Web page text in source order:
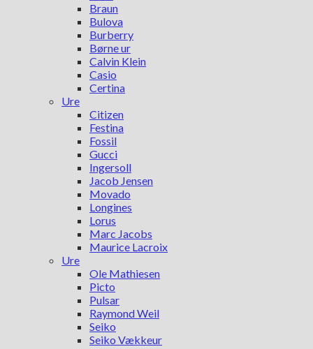
Braun
Bulova
Burberry
Børne ur
Calvin Klein
Casio
Certina
Ure
Citizen
Festina
Fossil
Gucci
Ingersoll
Jacob Jensen
Movado
Longines
Lorus
Marc Jacobs
Maurice Lacroix
Ure
Ole Mathiesen
Picto
Pulsar
Raymond Weil
Seiko
Seiko Vækkeur